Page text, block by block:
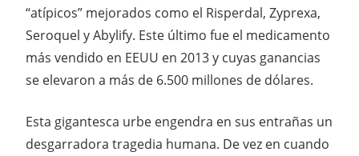
“atípicos” mejorados como el Risperdal, Zyprexa,
Seroquel y Abylify. Este último fue el medicamento
más vendido en EEUU en 2013 y cuyas ganancias
se elevaron a más de 6.500 millones de dólares.
Esta gigantesca urbe engendra en sus entrañas un
desgarradora tragedia humana. De vez en cuando